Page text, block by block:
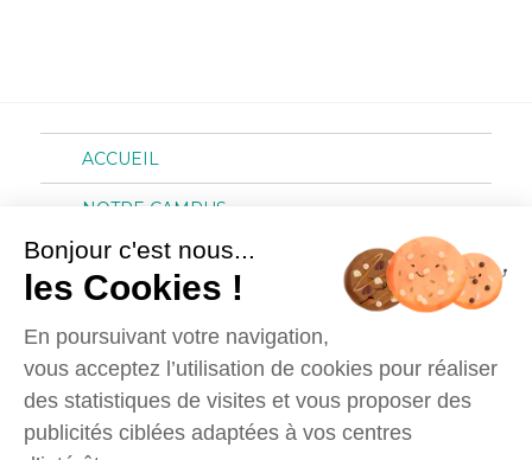
ACCUEIL
NOTRE CAMPUS
NOS FORMATIONS
NOTRE JOB DATING
Bonjour c'est nous...
les Cookies !
En poursuivant votre navigation,
vous acceptez l’utilisation de cookies pour réaliser
des statistiques de visites et vous proposer des
publicités ciblées adaptées à vos centres